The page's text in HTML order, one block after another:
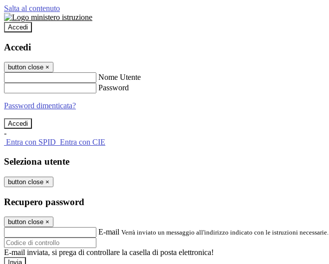
Salta al contenuto
Accedi
Accedi
button close ×
Nome Utente
Password
Password dimenticata?
-
Entra con SPID Entra con CIE
Seleziona utente
button close ×
Recupero password
button close ×
E-mail Verrà inviato un messaggio all'indirizzo indicato con le istruzioni necessarie.
E-mail inviata, si prega di controllare la casella di posta elettronica!